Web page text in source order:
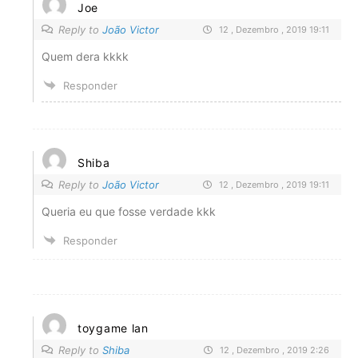
Joe
Reply to João Victor 12 , Dezembro , 2019 19:11
Quem dera kkkk
Responder
Shiba
Reply to João Victor 12 , Dezembro , 2019 19:11
Queria eu que fosse verdade kkk
Responder
toygame lan
Reply to Shiba 12 , Dezembro , 2019 2:26